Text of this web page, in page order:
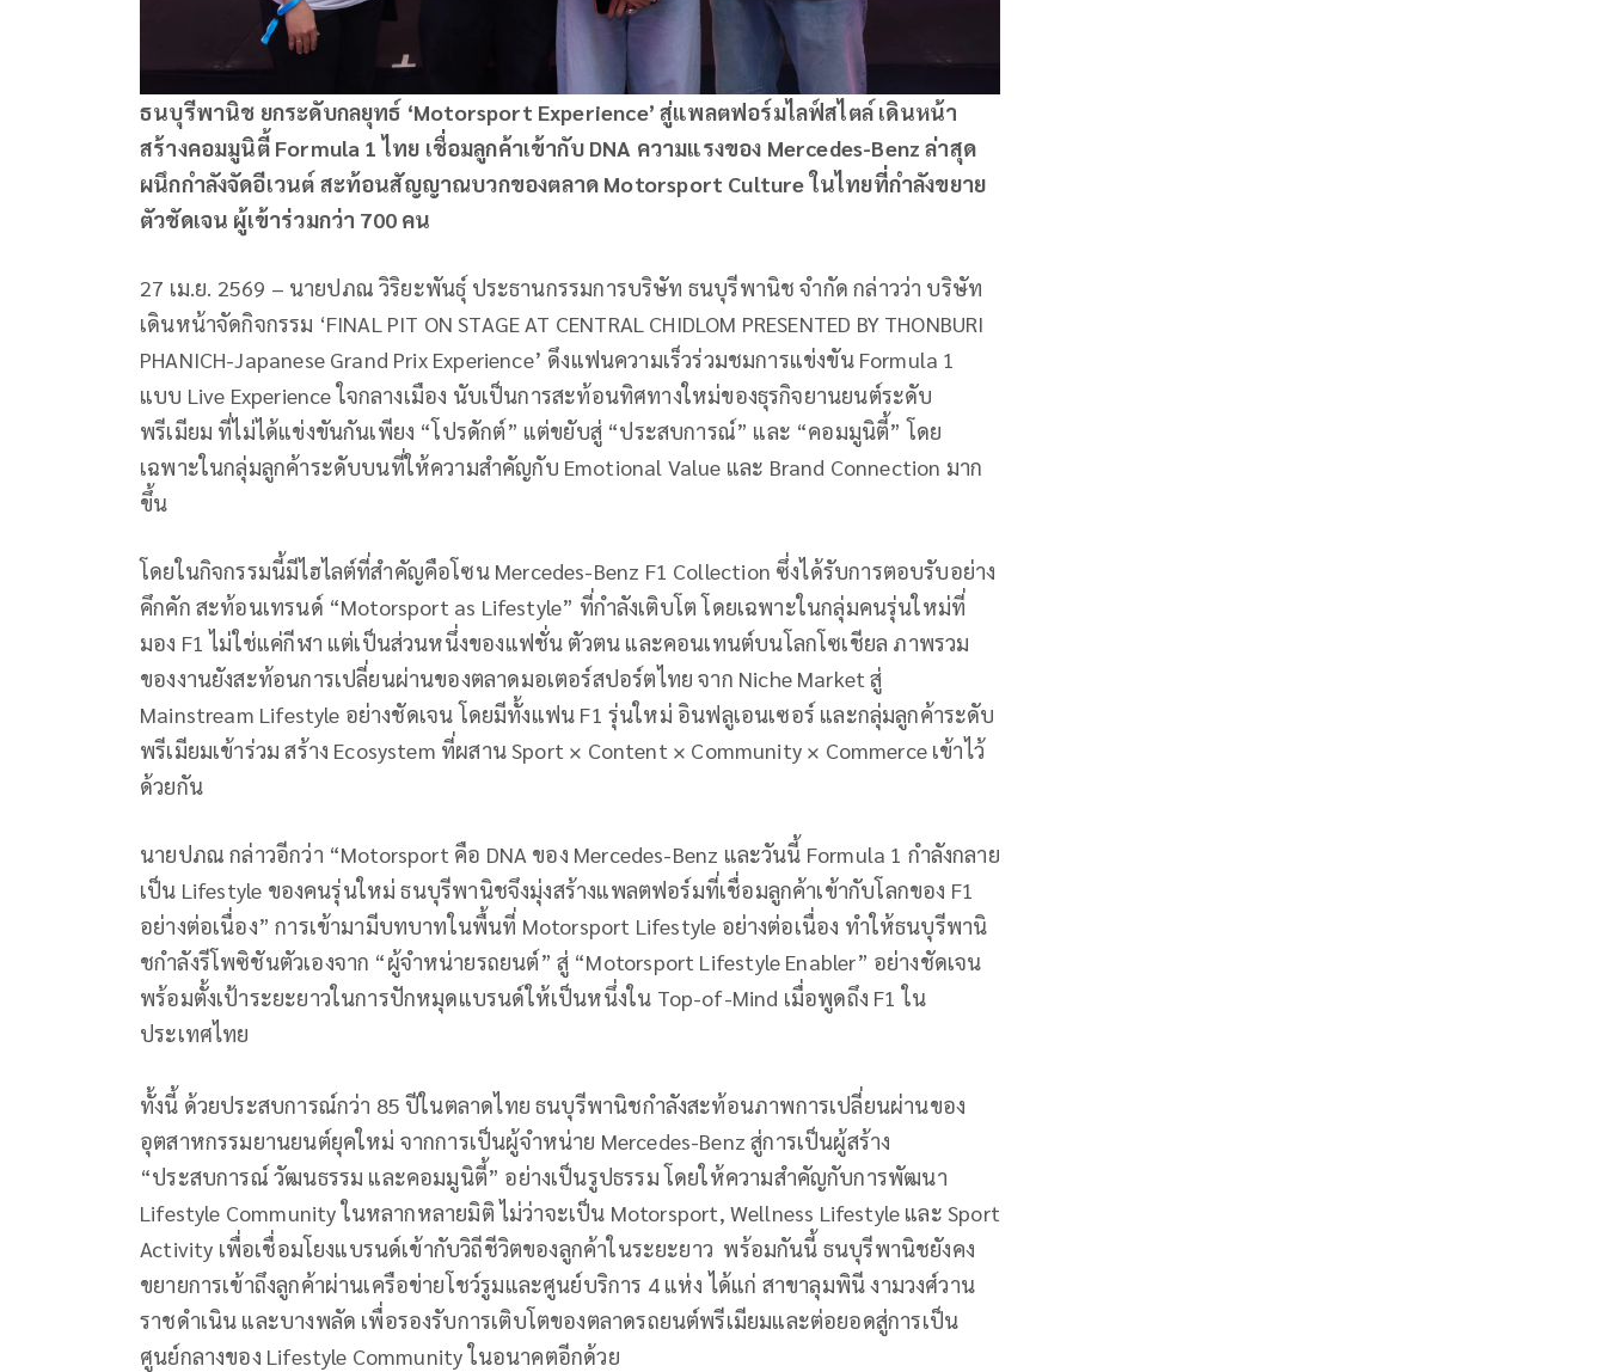
ธนบุรีพานิช ยกระดับกลยุทธ์ ‘Motorsport Experience’สู่แพลตฟอร์มไลฟ์สไตล์ เดินหน้า
สร้างคอมมูนิตี้ Formula 1 ไทย เชื่อมลูกค้าเข้ากับ DNA ความแรงของ Mercedes-Benzล่าสุด
ผนึกกำลังจัดอีเวนต์ สะท้อนสัญญาณบวกของตลาด Motorsport Cultureในไทยที่กำลังขยาย
ตัวชัดเจน ผู้เข้าร่วมกว่า 700คน
27 เม.ย. 2569 – นายปภณ วิริยะพันธุ์ ประธานกรรมการบริษัท ธนบุรีพานิช จำกัด กล่าวว่า บริษัท
เดินหน้าจัดกิจกรรม ‘FINAL PIT ON STAGE AT CENTRAL CHIDLOM PRESENTED BY THONBURI
PHANICH-Japanese Grand Prix Experience’ ดึงแฟนความเร็วร่วมชมการแข่งขัน Formula 1
แบบ Live Experience ใจกลางเมือง นับเป็นการสะท้อนทิศทางใหม่ของธุรกิจยานยนต์ระดับ
พรีเมียม ที่ไม่ได้แข่งขันกันเพียง “โปรดักต์” แต่ขยับสู่ “ประสบการณ์” และ “คอมมูนิตี้” โดย
เฉพาะในกลุ่มลูกค้าระดับบนที่ให้ความสำคัญกับ Emotional Value และ Brand Connection มาก
ขึ้น
โดยในกิจกรรมนี้มีไฮไลต์ที่สำคัญคือโซน Mercedes-Benz F1 Collection ซึ่งได้รับการตอบรับอย่าง
คึกคัก สะท้อนเทรนด์ “Motorsport as Lifestyle” ที่กำลังเติบโต โดยเฉพาะในกลุ่มคนรุ่นใหม่ที่
มอง F1 ไม่ใช่แค่กีฬา แต่เป็นส่วนหนึ่งของแฟชั่น ตัวตน และคอนเทนต์บนโลกโซเชียล ภาพรวม
ของงานยังสะท้อนการเปลี่ยนผ่านของตลาดมอเตอร์สปอร์ตไทย จาก Niche Market สู่
Mainstream Lifestyle อย่างชัดเจน โดยมีทั้งแฟน F1 รุ่นใหม่ อินฟลูเอนเซอร์ และกลุ่มลูกค้าระดับ
พรีเมียมเข้าร่วม สร้าง Ecosystem ที่ผสาน Sport × Content × Community × Commerce เข้าไว้
ด้วยกัน
นายปภณ กล่าวอีกว่า “Motorsport คือ DNA ของ Mercedes-Benz และวันนี้ Formula 1 กำลังกลาย
เป็น Lifestyle ของคนรุ่นใหม่ ธนบุรีพานิชจึงมุ่งสร้างแพลตฟอร์มที่เชื่อมลูกค้าเข้ากับโลกของ F1
อย่างต่อเนื่อง” การเข้ามามีบทบาทในพื้นที่ Motorsport Lifestyle อย่างต่อเนื่อง ทำให้ธนบุรีพานิ
ชกำลังรีโพซิชันตัวเองจาก “ผู้จำหน่ายรถยนต์” สู่ “Motorsport Lifestyle Enabler” อย่างชัดเจน
พร้อมตั้งเป้าระยะยาวในการปักหมุดแบรนด์ให้เป็นหนึ่งใน Top-of-Mind เมื่อพูดถึง F1 ใน
ประเทศไทย
ทั้งนี้ ด้วยประสบการณ์กว่า 85 ปีในตลาดไทย ธนบุรีพานิชกำลังสะท้อนภาพการเปลี่ยนผ่านของ
อุตสาหกรรมยานยนต์ยุคใหม่ จากการเป็นผู้จำหน่าย Mercedes-Benz สู่การเป็นผู้สร้าง
“ประสบการณ์ วัฒนธรรม และคอมมูนิตี้” อย่างเป็นรูปธรรม โดยให้ความสำคัญกับการพัฒนา
Lifestyle Community ในหลากหลายมิติ ไม่ว่าจะเป็น Motorsport, Wellness Lifestyle และ Sport
Activity เพื่อเชื่อมโยงแบรนด์เข้ากับวิถีชีวิตของลูกค้าในระยะยาว พร้อมกันนี้ ธนบุรีพานิชยังคง
ขยายการเข้าถึงลูกค้าผ่านเครือข่ายโชว์รูมและศูนย์บริการ 4 แห่ง ได้แก่ สาขาลุมพินี งามวงศ์วาน
ราชดำเนิน และบางพลัด เพื่อรองรับการเติบโตของตลาดรถยนต์พรีเมียมและต่อยอดสู่การเป็น
ศูนย์กลางของ Lifestyle Community ในอนาคตอีกด้วย